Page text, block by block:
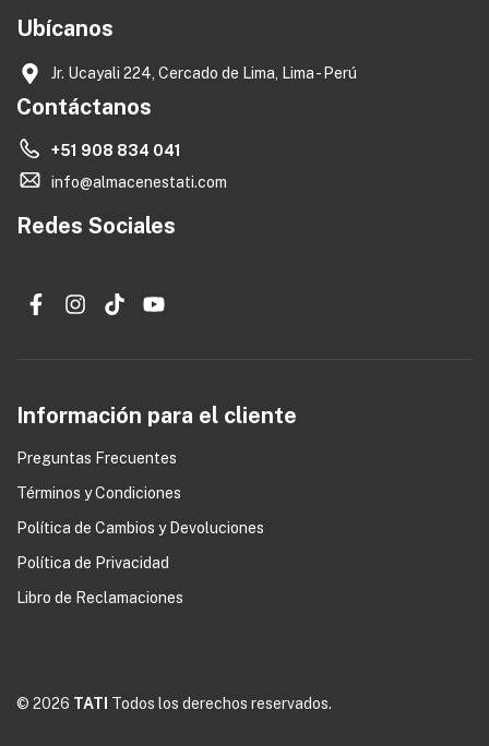
Ubícanos
Jr. Ucayali 224, Cercado de Lima, Lima - Perú
Contáctanos
+51 908 834 041
info@almacenestati.com
Redes Sociales
Información para el cliente
Preguntas Frecuentes
Términos y Condiciones
Política de Cambios y Devoluciones
Política de Privacidad
Libro de Reclamaciones
© 2026 TATI Todos los derechos reservados.